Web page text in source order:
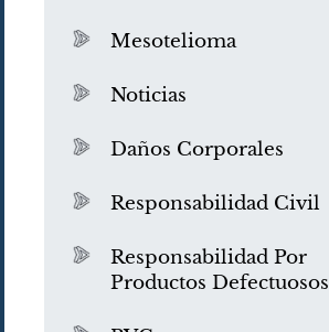
Mesotelioma
Noticias
Daños Corporales
Responsabilidad Civil
Responsabilidad Por
Productos Defectuosos